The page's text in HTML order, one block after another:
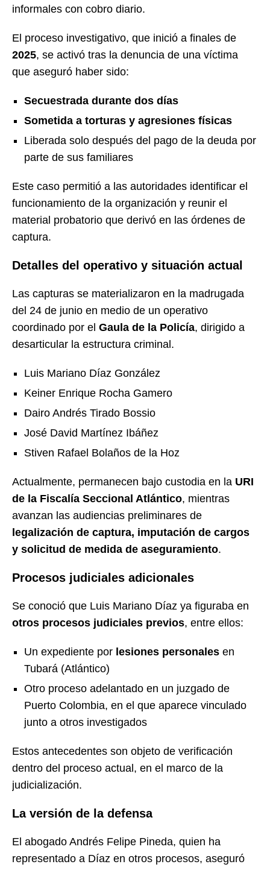
informales con cobro diario.
El proceso investigativo, que inició a finales de
2025, se activó tras la denuncia de una víctima
que aseguró haber sido:
Secuestrada durante dos días
Sometida a torturas y agresiones físicas
Liberada solo después del pago de la deuda por
parte de sus familiares
Este caso permitió a las autoridades identificar el
funcionamiento de la organización y reunir el
material probatorio que derivó en las órdenes de
captura.
Detalles del operativo y situación actual
Las capturas se materializaron en la madrugada
del 24 de junio en medio de un operativo
coordinado por el Gaula de la Policía, dirigido a
desarticular la estructura criminal.
Luis Mariano Díaz González
Keiner Enrique Rocha Gamero
Dairo Andrés Tirado Bossio
José David Martínez Ibáñez
Stiven Rafael Bolaños de la Hoz
Actualmente, permanecen bajo custodia en la URI
de la Fiscalía Seccional Atlántico, mientras
avanzan las audiencias preliminares de
legalización de captura, imputación de cargos
y solicitud de medida de aseguramiento.
Procesos judiciales adicionales
Se conoció que Luis Mariano Díaz ya figuraba en
otros procesos judiciales previos, entre ellos:
Un expediente por lesiones personales en
Tubará (Atlántico)
Otro proceso adelantado en un juzgado de
Puerto Colombia, en el que aparece vinculado
junto a otros investigados
Estos antecedentes son objeto de verificación
dentro del proceso actual, en el marco de la
judicialización.
La versión de la defensa
El abogado Andrés Felipe Pineda, quien ha
representado a Díaz en otros procesos, aseguró